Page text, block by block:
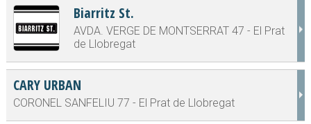
Biarritz St.
AVDA. VERGE DE MONTSERRAT 47 - El Prat
de Llobregat
CARY URBAN
CORONEL SANFELIU 77 - El Prat de Llobregat